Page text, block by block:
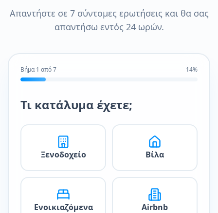
Απαντήστε σε 7 σύντομες ερωτήσεις και θα σας
απαντήσω εντός 24 ωρών.
Βήμα1 από7 14%
Τι κατάλυμα έχετε;
Ξενοδοχείο Βίλα
Ενοικιαζόμενα Airbnb